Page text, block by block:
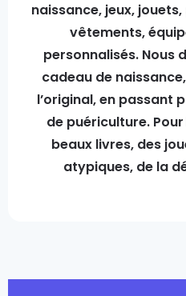
naissance, jeux,
vêtements,
personnalisés. Nous
cadeau de
l’original, en passant
de puériculture.
beaux livres, des
atypiques, de la